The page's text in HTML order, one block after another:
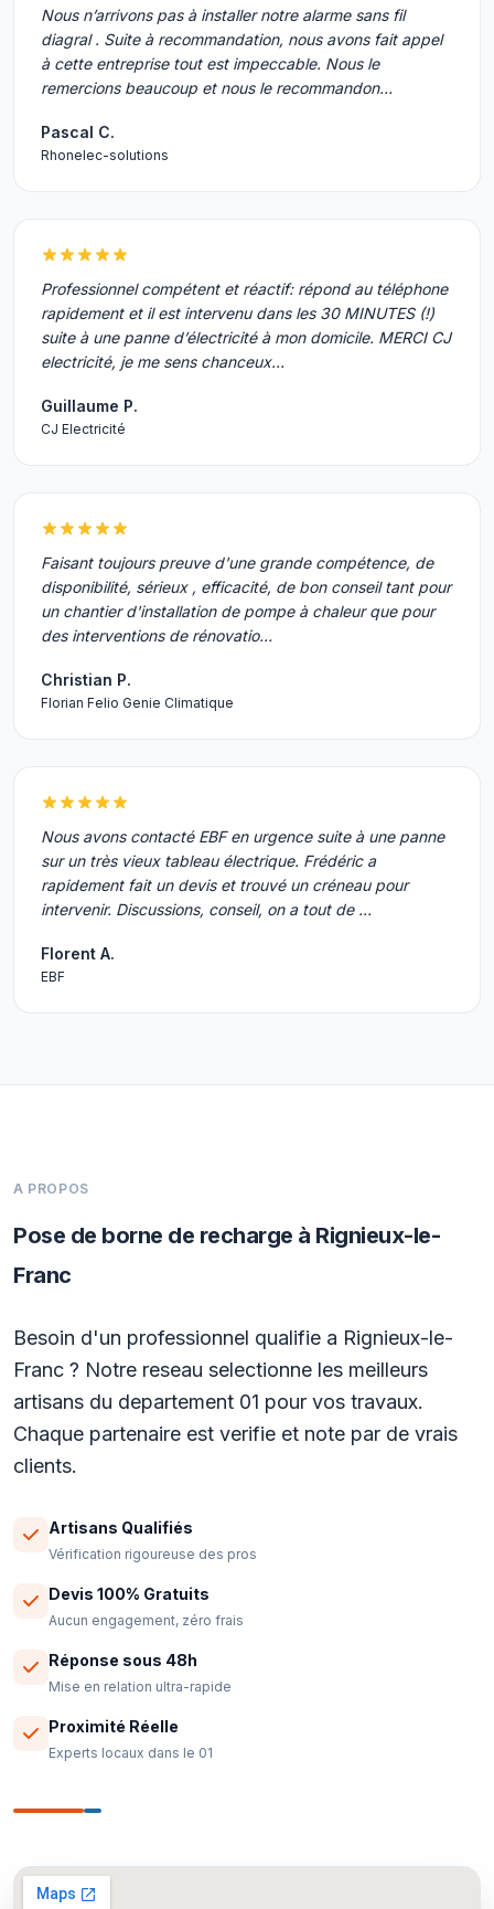
Nous n’arrivons pas à installer notre alarme sans fil
diagral . Suite à recommandation, nous avons fait appel
à cette entreprise tout est impeccable. Nous le
remercions beaucoup et nous le recommandon…
Pascal C.
Rhonelec-solutions
Professionnel compétent et réactif: répond au téléphone
rapidement et il est intervenu dans les 30 MINUTES (!)
suite à une panne d’électricité à mon domicile. MERCI CJ
electricité, je me sens chanceux…
Guillaume P.
CJ Electricité
Faisant toujours preuve d'une grande compétence, de
disponibilité, sérieux , efficacité, de bon conseil tant pour
un chantier d'installation de pompe à chaleur que pour
des interventions de rénovatio…
Christian P.
Florian Felio Genie Climatique
Nous avons contacté EBF en urgence suite à une panne
sur un très vieux tableau électrique. Frédéric a
rapidement fait un devis et trouvé un créneau pour
intervenir. Discussions, conseil, on a tout de …
Florent A.
EBF
A PROPOS
Pose de borne de recharge à Rignieux-le-
Franc
Besoin d'un professionnel qualifie a Rignieux-le-
Franc ? Notre reseau selectionne les meilleurs
artisans du departement 01 pour vos travaux.
Chaque partenaire est verifie et note par de vrais
clients.
Artisans Qualifiés
Vérification rigoureuse des pros
Devis 100% Gratuits
Aucun engagement, zéro frais
Réponse sous 48h
Mise en relation ultra-rapide
Proximité Réelle
Experts locaux dans le 01